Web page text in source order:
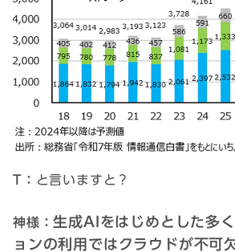
T： と言いますと？
神様：生成AIをはじめとした多
ョンの利用ではクラウドが不可